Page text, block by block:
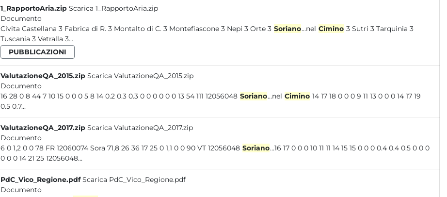
1_RapportoAria.zip Scarica 1_RapportoAria.zip
Documento
Civita Castellana 3 Fabrica di R. 3 Montalto di C. 3 Montefiascone 3 Nepi 3 Orte 3 Soriano...nel Cimino 3 Sutri 3 Tarquinia 3
Tuscania 3 Vetralla 3...
PUBBLICAZIONI
ValutazioneQA_2015.zip Scarica ValutazioneQA_2015.zip
Documento
16 28 0 8 44 7 10 15 0 0 0 5 8 14 0.2 0.3 0.3 0 0 0 0 0 0 13 54 111 12056048 Soriano...nel Cimino 14 17 18 0 0 0 9 11 13 0 0 0 14 17 19
0.5 0.7...
ValutazioneQA_2017.zip Scarica ValutazioneQA_2017.zip
Documento
6 0 1,2 0 0 78 FR 12060074 Sora 71,8 26 36 17 25 0 1,1 0 0 90 VT 12056048 Soriano...16 17 0 0 0 10 11 11 14 15 15 0 0 0 0.4 0.4 0.5 0 0 0
0 0 0 14 21 25 12056048...
PdC_Vico_Regione.pdf Scarica PdC_Vico_Regione.pdf
Documento